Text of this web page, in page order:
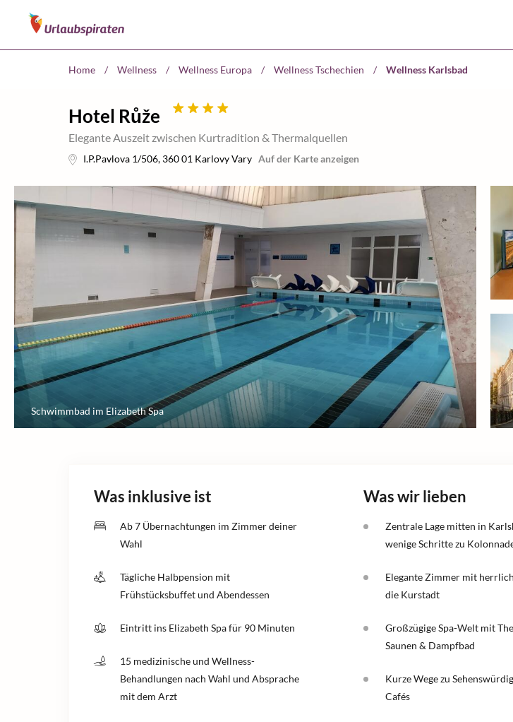
Home / Wellness / Wellness Europa / Wellness Tschechien / Wellness Karlsbad
Hotel Růže
Elegante Auszeit zwischen Kurtradition & Thermalquellen
I.P.Pavlova 1/506, 360 01 Karlovy Vary Auf der Karte anzeigen
Schwimmbad im Elizabeth Spa
Was inklusive ist
Ab 7 Übernachtungen im Zimmer deiner
Wahl
Tägliche Halbpension mit
Frühstücksbuffet und Abendessen
Eintritt ins Elizabeth Spa für 90 Minuten
15 medizinische und Wellness-
Behandlungen nach Wahl und Absprache
mit dem Arzt
Was wir lieben
Zentrale Lage mitten in
wenige Schritte zu
Elegante Zimmer mit
die Kurstadt
Großzügige Spa-Welt mit
Saunen & Dampfbad
Kurze Wege zu
Cafés